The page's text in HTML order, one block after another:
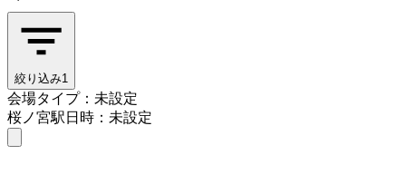
絞り込み1
会場タイプ：未設定
桜ノ宮駅日時：未設定